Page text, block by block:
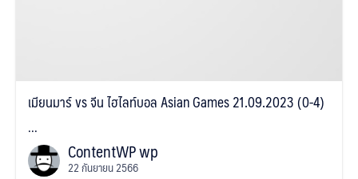
เมียนมาร์ vs จีน ไฮไลท์บอล Asian Games 21.09.2023 (0-4)
...
ContentWP wp
22 กันยายน 2566